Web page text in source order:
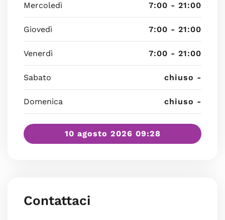
Mercoledì 7:00 - 21:00
Giovedì 7:00 - 21:00
Venerdì 7:00 - 21:00
Sabato chiuso -
Domenica chiuso -
10 agosto 2026 09:28
Contattaci